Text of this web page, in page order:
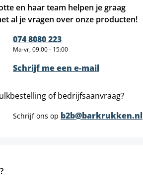
en haar team helpen je graag
al je vragen over onze producten!
074 8080 223
Ma-vr, 09:00 - 15:00
Schrijf me een e-mail
of bedrijfsaanvraag?
Schrijf ons op b2b@barkrukken.nl